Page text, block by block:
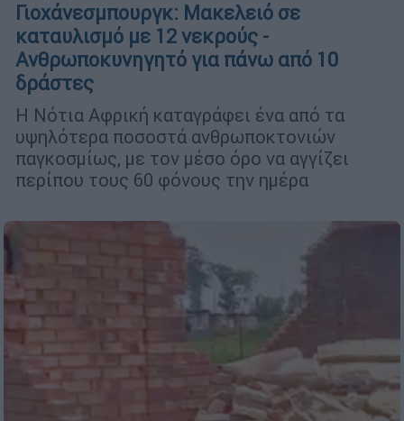
Γιοχάνεσμπουργκ: Μακελειό σε
καταυλισμό με 12 νεκρούς -
Ανθρωποκυνηγητό για πάνω από 10
δράστες
Η Νότια Αφρική καταγράφει ένα από τα
υψηλότερα ποσοστά ανθρωποκτονιών
παγκοσμίως, με τον μέσο όρο να αγγίζει
περίπου τους 60 φόνους την ημέρα